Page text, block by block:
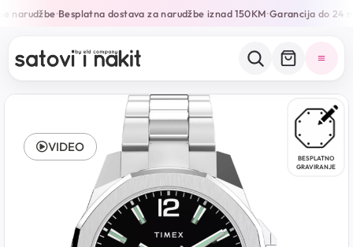
narudžbe•Besplatna dostava za narudžbe iznad 150KM•Garancija do 24
BESPLATNO
GRAVIRANJE
VIDEO